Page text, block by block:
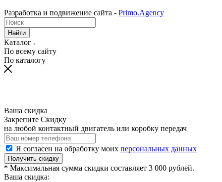
Разработка и подвижение сайта - Primo.Agency
Найти
Каталог
По всему сайту
По каталогу
Ваша скидка
Закрепите Скидку
на любой контактный двигатель или коробку передач
Я согласен на обработку моих персональных данных
Получить скидку
* Максимальная сумма скидки составляет 3 000 рублей.
Ваша скидка: